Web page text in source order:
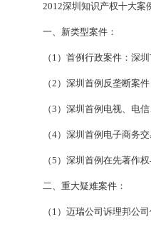
2012深圳知识产权十大案
一、新类型案件：
（1）首例行政案件：深圳
（2）深圳首例反垄断案件
（3）深圳首例电视、电信
（4）深圳首例电子商务交
（5）深圳首例在先著作权
二、重大疑难案件：
（1）迈瑞公司诉理邦公司